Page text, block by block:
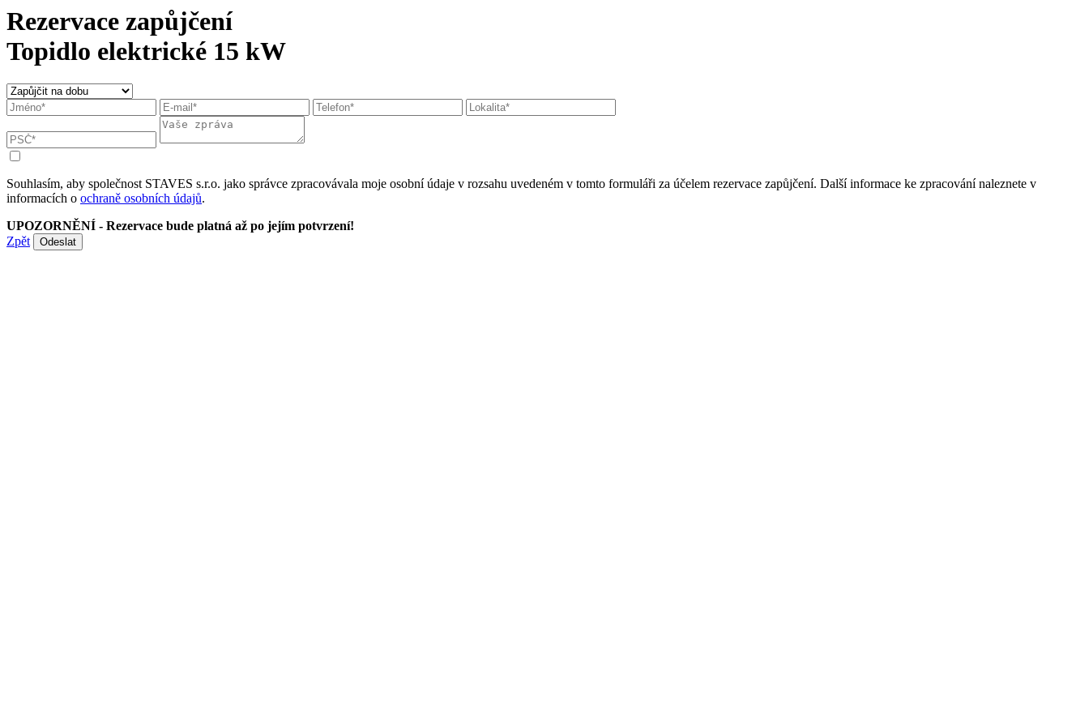
Rezervace zapůjčení
Topidlo elektrické 15 kW
Souhlasím, aby společnost STAVES s.r.o. jako správce zpracovávala moje osobní údaje v rozsahu uvedeném v tomto formuláři za účelem rezervace zapůjčení. Další informace ke zpracování naleznete v
informacích o ochraně osobních údajů.
UPOZORNĚNÍ - Rezervace bude platná až po jejím potvrzení!
Zpět
Odeslat